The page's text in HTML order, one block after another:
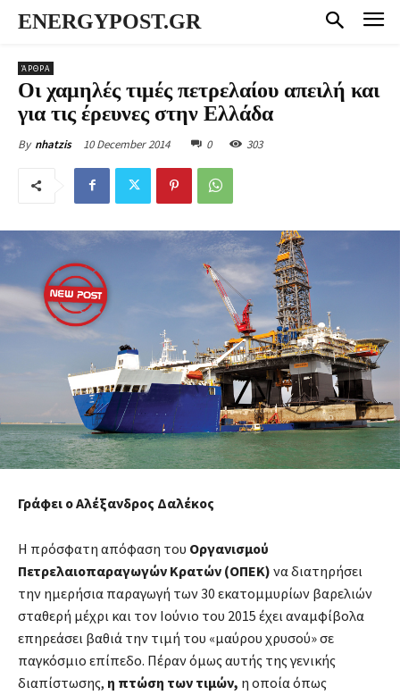
ENERGYPOST.GR
ΆΡΘΡΑ
Οι χαμηλές τιμές πετρελαίου απειλή και
για τις έρευνες στην Ελλάδα
By nhatzis 10 December 2014 0 303
Γράφει ο Αλέξανδρος Δαλέκος
Η πρόσφατη απόφαση του Οργανισμού
Πετρελαιοπαραγωγών Κρατών (ΟΠΕΚ) να διατηρήσει
την ημερήσια παραγωγή των 30 εκατομμυρίων βαρελιών
σταθερή μέχρι και τον Ιούνιο του 2015 έχει αναμφίβολα
επηρεάσει βαθιά την τιμή του «μαύρου χρυσού» σε
παγκόσμιο επίπεδο. Πέραν όμως αυτής της γενικής
διαπίστωσης, η πτώση των τιμών, η οποία όπως